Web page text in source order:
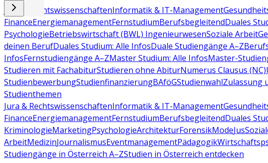
Jura & RechtswissenschaftenInformatik & IT-Management
FinanceEnergiemanagementFernstudiumBerufsbegleitendDuales
PsychologieBetriebswirtschaft (BWL) IngenieurwesenSoziale Arbeit
deinen BerufDuales Studium: Alle InfosDuale Studiengänge A–Z
InfosFernstudiengänge A–ZMaster Studium: Alle InfosMaster-
Studieren mit FachabiturStudieren ohne AbiturNumerus Clausus (NC)
StudienbewerbungStudienfinanzierungBAföGStudienwahlZulassung
Studienthemen
Jura & RechtswissenschaftenInformatik & IT-Management
FinanceEnergiemanagementFernstudiumBerufsbegleitendDuales
KriminologieMarketingPsychologieArchitekturForensikModeJus
ArbeitMedizinJournalismusEventmanagementPädagogik
Studiengänge in Österreich A–ZStudien in Österreich entdecken